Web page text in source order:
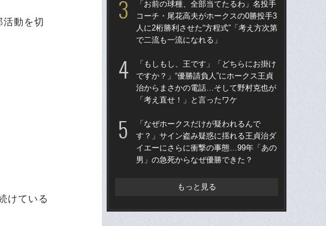
動を切
けている
「お前の球種、全部当てたるわ」名投手
コーチ・尾花高夫がホークスの0勝投手3
人に2桁勝利させた“方程式”「考え方次第
で二流も一流になれる」
「もしもし、王です」「どちらにお掛け
ですか？」“優勝請負人”にホークス王貞
治からまさかの電話…そして野村克也が
「考え直せ！」と言ったワケ
「なぜホークスだけが疑われるんで
す？」サイン盗み疑惑に揺れる王貞治ダ
イエーにさらに衝撃の事態…99年「あの
男」の急死からなぜ優勝できた？
もっと見る